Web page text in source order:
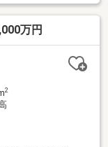
万円
2